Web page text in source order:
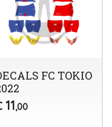
FC TOKIO
11,00